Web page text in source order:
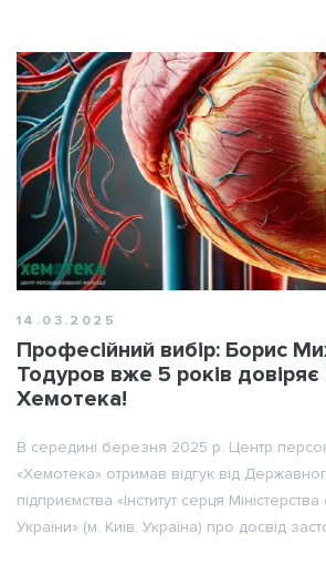
14.03.2025
Професійний вибір: Борис
Тодуров вже 5 років довіряє
Хемотека!
В середині березня 2025 р. Центр
«Хемотека» отримав відгук від
підприємства «Інститут серця
України» (м. Київ, Україна) про досвід